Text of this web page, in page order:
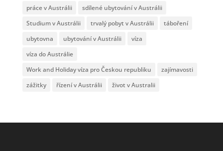
práce v Austrálii
sdílené ubytování v Austrálii
Studium v Austrálii
trvalý pobyt v Austrálii
táboření
ubytovna
ubytování v Austrálii
víza
víza do Austrálie
Work and Holiday víza pro Českou republiku
zajímavosti
zážitky
řízení v Austrálii život v Australii